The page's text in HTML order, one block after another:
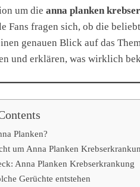
um die anna planken
Fans fragen sich, ob die
genauen Blick auf das
und erklären, was wirklich
Planken?
um Anna Planken
Anna Planken Krebserkrankung
Gerüchte entstehen